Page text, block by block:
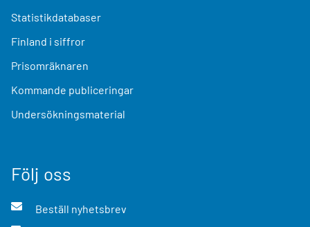
Statistikdatabaser
Finland i siffror
Prisomräknaren
Kommande publiceringar
Undersökningsmaterial
Följ oss
Beställ nyhetsbrev